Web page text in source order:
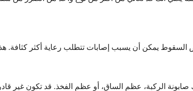
الركبة، عظم الساق، أو عظم الفخذ. قد تكون غير